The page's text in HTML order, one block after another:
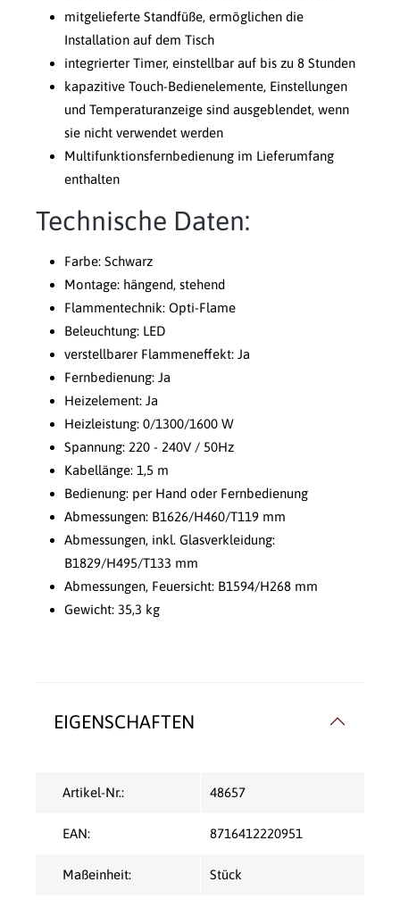
mitgelieferte Standfüße, ermöglichen die
Installation auf dem Tisch
integrierter Timer, einstellbar auf bis zu 8 Stunden
kapazitive Touch-Bedienelemente, Einstellungen
und Temperaturanzeige sind ausgeblendet, wenn
sie nicht verwendet werden
Multifunktionsfernbedienung im Lieferumfang
enthalten
Technische Daten:
Farbe: Schwarz
Montage: hängend, stehend
Flammentechnik: Opti-Flame
Beleuchtung: LED
verstellbarer Flammeneffekt: Ja
Fernbedienung: Ja
Heizelement: Ja
Heizleistung: 0/1300/1600 W
Spannung: 220 - 240V / 50Hz
Kabellänge: 1,5 m
Bedienung: per Hand oder Fernbedienung
Abmessungen: B1626/H460/T119 mm
Abmessungen, inkl. Glasverkleidung:
B1829/H495/T133 mm
Abmessungen, Feuersicht: B1594/H268 mm
Gewicht: 35,3 kg
EIGENSCHAFTEN
Artikel-Nr.: 48657
EAN: 8716412220951
Maßeinheit: Stück